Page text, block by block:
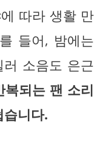
따라 생활 만
들어, 밤에는
소음도 은근
복되는 팬 소리
니다.